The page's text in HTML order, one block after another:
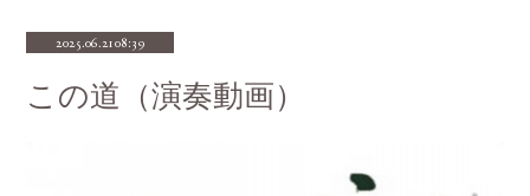
2025.06.21 08:39
この道（演奏動画）